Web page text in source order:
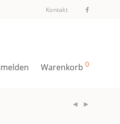
Kontakt
Warenkorb 0